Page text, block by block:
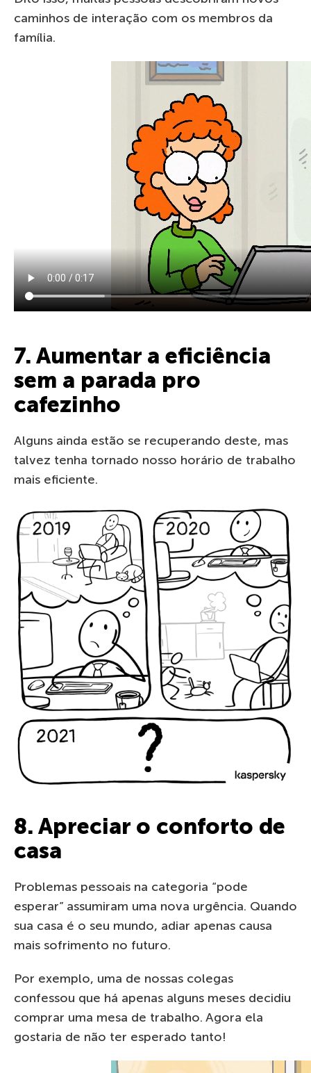
caminhos de interação com os membros da
família.
7. Aumentar a eficiência
sem a parada pro
cafezinho
Alguns ainda estão se recuperando deste, mas
talvez tenha tornado nosso horário de trabalho
mais eficiente.
8. Apreciar o conforto de
casa
Problemas pessoais na categoria “pode
esperar” assumiram uma nova urgência. Quando
sua casa é o seu mundo, adiar apenas causa
mais sofrimento no futuro.
Por exemplo, uma de nossas colegas
confessou que há apenas alguns meses decidiu
comprar uma mesa de trabalho. Agora ela
gostaria de não ter esperado tanto!